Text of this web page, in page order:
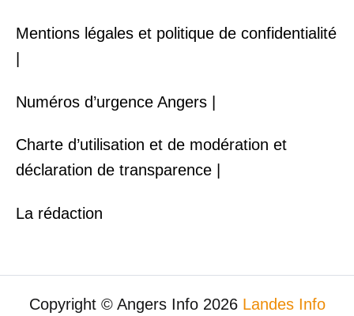
Mentions légales et politique de confidentialité
Numéros d’urgence Angers |
Charte d’utilisation et de modération et
déclaration de transparence |
La rédaction
Copyright © Angers Info 2026 Landes Info